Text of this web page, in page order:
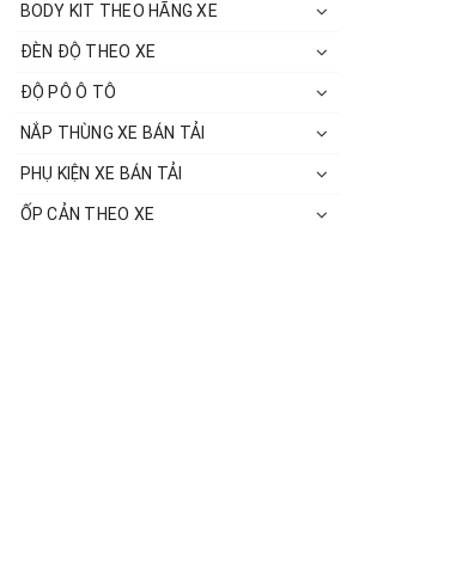
BODY KIT THEO HÃNG XE
ĐÈN ĐỘ THEO XE
ĐỘ PÔ Ô TÔ
NẮP THÙNG XE BÁN TẢI
PHỤ KIỆN XE BÁN TẢI
ỐP CẢN THEO XE